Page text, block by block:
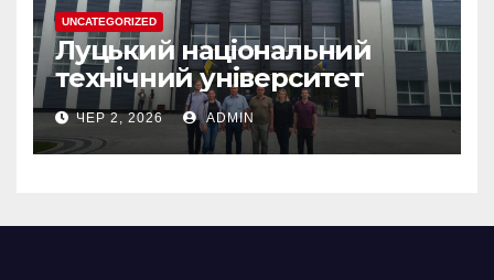
UNCATEGORIZED
Луцький національний
технічний університет
ЧЕР 2, 2026 ADMIN